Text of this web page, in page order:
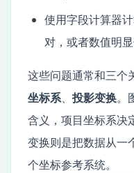
使用字段计算器
对，或者数值明显
这些问题通常和三个
坐标系、 投影变换。
含义，项目坐标系决
变换则是把数据从一
个坐标参考系统。